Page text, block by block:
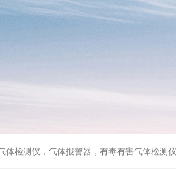
体检测仪，气体报警器，有毒有害气体检测仪